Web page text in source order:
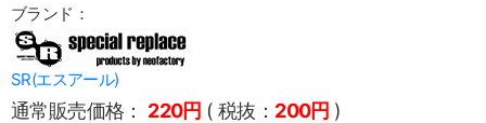
ブランド：
SR(エスアール)
通常販売価格： 220円 ( 税抜： 200円 )